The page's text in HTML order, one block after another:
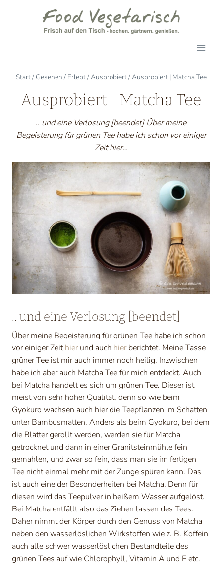
Start/ Gesehen / Erlebt / Ausprobiert/Ausprobiert | Matcha Tee
Ausprobiert | Matcha Tee
.. und eine Verlosung [beendet] Über meine
Begeisterung für grünen Tee habe ich schon vor einiger
Zeit hier…
.. und eine Verlosung [beendet]
Über meine Begeisterung für grünen Tee habe ich schon
vor einiger Zeithierund auch hierberichtet. Meine Tasse
grüner Tee ist mir auch immer noch heilig. Inzwischen
habe ich aber auch Matcha Tee für mich entdeckt. Auch
bei Matcha handelt es sich um grünen Tee. Dieser ist
meist von sehr hoher Qualität, denn so wie beim
Gyokuro wachsen auch hier die Teepflanzen im Schatten
unter Bambusmatten. Anders als beim Gyokuro, bei dem
die Blätter gerollt werden, werden sie für Matcha
getrocknet und dann in einer Granitsteinmühle fein
gemahlen, und zwar so fein, dass man sie im fertigen
Tee nicht einmal mehr mit der Zunge spüren kann. Das
ist auch eine der Besonderheiten bei Matcha. Denn für
diesen wird das Teepulver in heißem Wasser aufgelöst.
Bei Matcha entfällt also das Ziehen lassen des Tees.
Daher nimmt der Körper durch den Genuss von Matcha
neben den wasserlöslichen Wirkstoffen wie z. B. Koffein
auch alle schwer wasserlöslichen Bestandteile des
grünen Tees auf wie Chlorophyll, Vitamin A und E etc.